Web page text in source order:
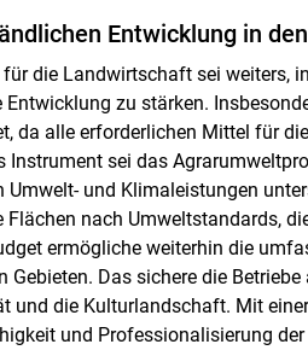
Entwicklung in
die Landwirtschaft sei weiters,
zu stärken.
da alle erforderlichen Mittel für
Instrument sei das
Umwelt- und Klimaleistungen
nach Umweltstandards,
ermögliche weiterhin die
Gebieten. Das sichere die
und die Kulturlandschaft. Mit
und Professionalisierung